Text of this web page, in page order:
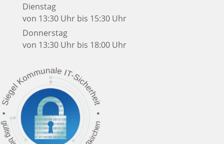
Dienstag
von 13:30 Uhr bis 15:30 Uhr
Donnerstag
von 13:30 Uhr bis 18:00 Uhr